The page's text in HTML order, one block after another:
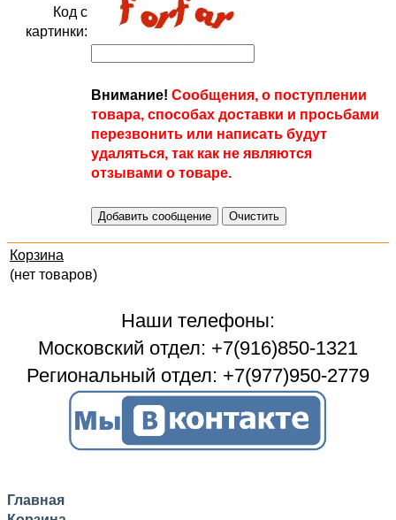
Код с
картинки:
Внимание! Сообщения, о поступлении
товара, способах доставки и просьбами
перезвонить или написать будут
удаляться, так как не являются
отзывами о товаре.
Корзина
(нет товаров)
Наши телефоны:
Московский отдел: +7(916)850-1321
Региональный отдел: +7(977)950-2779
Главная